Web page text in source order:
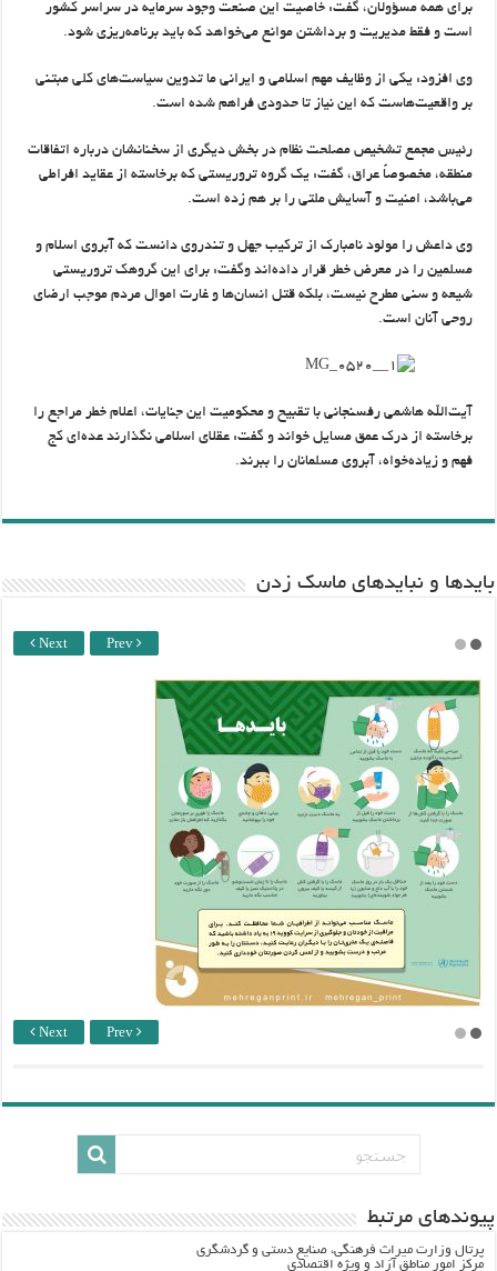
برای همه مسؤولان، گفت: خاصیت این صنعت وجود سرمایه در سراسر كشور
است و فقط مدیریت و برداشتن موانع می‌خواهد كه باید برنامه‌ریزی شود.
وی افزود: یكی از وظایف مهم اسلامی و ایرانی ما تدوین سیاست‌های كلی مبتنی
بر واقعیت‌هاست كه این نیاز تا حدودی فراهم شده است.
رئیس مجمع تشخیص مصلحت نظام در بخش دیگری از سخنانشان درباره اتفاقات
منطقه، مخصوصاً عراق، گفت: یك گروه تروریستی كه برخاسته از عقاید افراطی
می‌باشد، امنیت و آسایش ملتی را بر هم زده است.
وی داعش را مولود نامبارك از تركیب جهل و تندروی دانست كه آبروی اسلام و
مسلمین را در معرض خطر قرار داده‌اند وگفت: برای این گروهك تروریستی
شیعه و سنی مطرح نیست، بلكه قتل انسان‌ها و غارت اموال مردم موجب ارضای
روحی آنان است.
آیت‌الله هاشمی رفسنجانی با تقبیح و محكومیت این جنایات، اعلام خطر مراجع را
برخاسته از درك عمق مسایل خواند و گفت: عقلای اسلامی نگذارند عده‌ای كج
فهم و زیاده‌خواه، آبروی مسلمانان را ببرند.
باید‌ها و نبایدهای ماسک زدن
Next Prev
Next Prev
پيوندهاي مرتبط
پرتال وزارت ميراث فرهنگي، صنایع دستی و گردشگري
مرکز امور مناطق آزاد و ویژه اقتصادی